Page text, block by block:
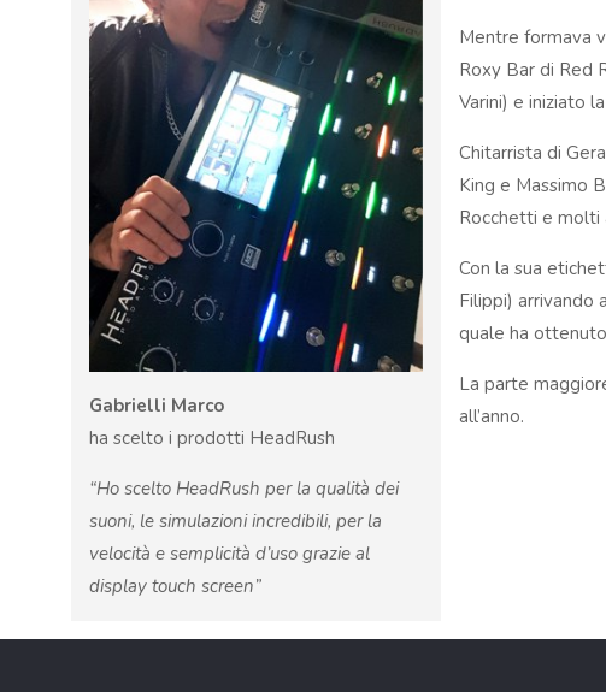
Gabrielli Marco
ha scelto i prodotti HeadRush
“Ho scelto HeadRush per la qualità dei
suoni, le simulazioni incredibili, per la
velocità e semplicità d’uso grazie al
display touch screen”
Mentre formava
Roxy Bar di Red
Varini) e iniziato
Chitarrista di
King e Massimo
Rocchetti e molti
Con la sua
Filippi) arrivando
quale ha
La parte
all’anno.